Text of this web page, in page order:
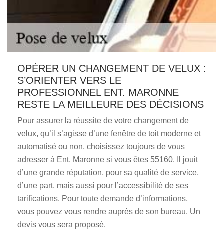
OPÉRER UN CHANGEMENT DE VELUX :
S’ORIENTER VERS LE
PROFESSIONNEL ENT. MARONNE
RESTE LA MEILLEURE DES DÉCISIONS
Pour assurer la réussite de votre changement de
velux, qu’il s’agisse d’une fenêtre de toit moderne et
automatisé ou non, choisissez toujours de vous
adresser à Ent. Maronne si vous êtes 55160. Il jouit
d’une grande réputation, pour sa qualité de service,
d’une part, mais aussi pour l’accessibilité de ses
tarifications. Pour toute demande d’informations,
vous pouvez vous rendre auprès de son bureau. Un
devis vous sera proposé.